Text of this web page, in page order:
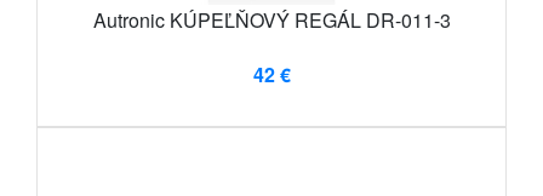
Autronic KÚPEĽŇOVÝ REGÁL DR-011-3
42 €